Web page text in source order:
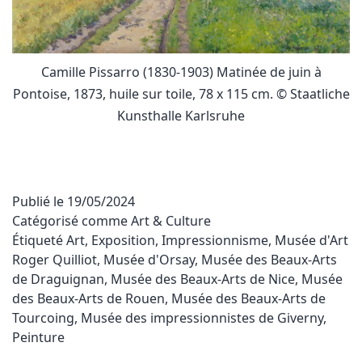
Camille Pissarro (1830-1903) Matinée de juin à
Pontoise, 1873, huile sur toile, 78 x 115 cm. © Staatliche
Kunsthalle Karlsruhe
Publié le 19/05/2024
Catégorisé commeArt & Culture
ÉtiquetéArt, Exposition, Impressionnisme, Musée d'Art
Roger Quilliot, Musée d'Orsay, Musée des Beaux-Arts
de Draguignan, Musée des Beaux-Arts de Nice, Musée
des Beaux-Arts de Rouen, Musée des Beaux-Arts de
Tourcoing, Musée des impressionnistes de Giverny,
Peinture